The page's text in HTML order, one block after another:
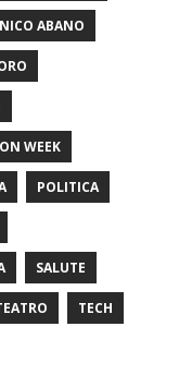
ABANO
WEEK
POLITICA
SALUTE
TECH